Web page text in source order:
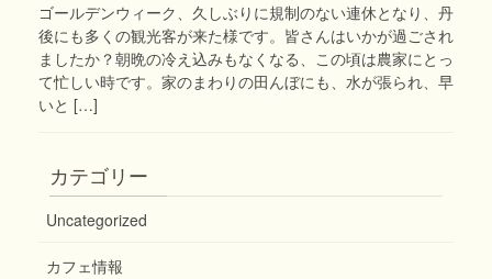
ゴールデンウィーク、久しぶりに規制のない連休となり、丹
後にも多くの観光客が来た様です。皆さんはいかが過ごされ
ましたか？朝晩の冷え込みもなくなる、この頃は農家にとっ
て忙しい時です。家のまわりの田んぼにも、水が張られ、早
いと […]
カテゴリー
Uncategorized
カフェ情報